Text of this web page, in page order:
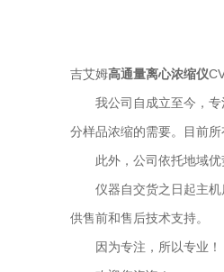
吉艾姆高通量离心浓缩仪
我公司自成立至今，专
分样品浓缩的需要。目前
此外，公司依托地域优势
仪器自交货之日起主机
供售前和售后技术支持。
因为专注，所以专业！